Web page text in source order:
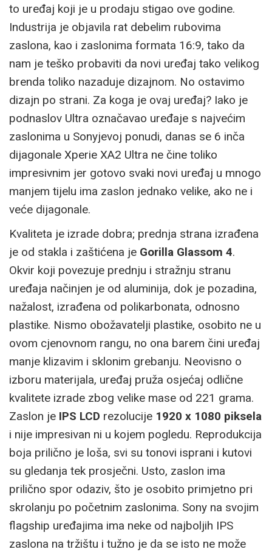
to uređaj koji je u prodaju stigao ove godine.
Industrija je objavila rat debelim rubovima
zaslona, kao i zaslonima formata 16:9, tako da
nam je teško probaviti da novi uređaj tako velikog
brenda toliko nazaduje dizajnom. No ostavimo
dizajn po strani. Za koga je ovaj uređaj? Iako je
podnaslov Ultra označavao uređaje s najvećim
zaslonima u Sonyjevoj ponudi, danas se 6 inča
dijagonale Xperie XA2 Ultra ne čine toliko
impresivnim jer gotovo svaki novi uređaj u mnogo
manjem tijelu ima zaslon jednako velike, ako ne i
veće dijagonale.
Kvaliteta je izrade dobra; prednja strana izrađena
je od stakla i zaštićena je Gorilla Glassom 4.
Okvir koji povezuje prednju i stražnju stranu
uređaja načinjen je od aluminija, dok je pozadina,
nažalost, izrađena od polikarbonata, odnosno
plastike. Nismo obožavatelji plastike, osobito ne u
ovom cjenovnom rangu, no ona barem čini uređaj
manje klizavim i sklonim grebanju. Neovisno o
izboru materijala, uređaj pruža osjećaj odlične
kvalitete izrade zbog velike mase od 221 grama.
Zaslon je IPS LCD rezolucije 1920 x 1080 piksela
i nije impresivan ni u kojem pogledu. Reprodukcija
boja prilično je loša, svi su tonovi isprani i kutovi
su gledanja tek prosječni. Usto, zaslon ima
prilično spor odaziv, što je osobito primjetno pri
skrolanju po početnim zaslonima. Sony na svojim
flagship uređajima ima neke od najboljih IPS
zaslona na tržištu i tužno je da se isto ne može